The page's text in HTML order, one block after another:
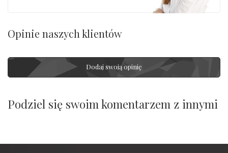
Opinie naszych klientów
Dodaj swoją opinię
Podziel się swoim komentarzem z innymi